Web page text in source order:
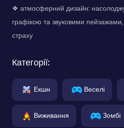
❖ атмосферний дизайн:
графікою та звуковими
страху
Категорії:
Екшн Веселі
Виживання Зомбі